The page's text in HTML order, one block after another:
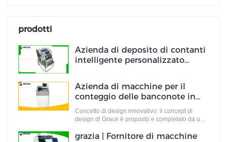
prodotti
Azienda di deposito di contanti
intelligente personalizzato
Azienda di macchine per il
conteggio delle banconote in
bundle portatile ODM | Adornare
Concetto di design innovativo: il concept di
design di Grace è proposto e completato da un
innovative. Queste idee non solo soddisfano gli
grazia | Fornitore di macchine